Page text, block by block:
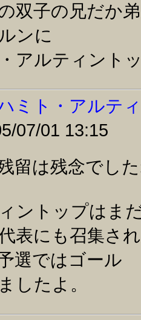
双子の兄だか
ンに
アルティント
ミト・アルテ
07/01 13:15
留は残念でし
ントップはま
表にも召集さ
選ではゴール
したよ。